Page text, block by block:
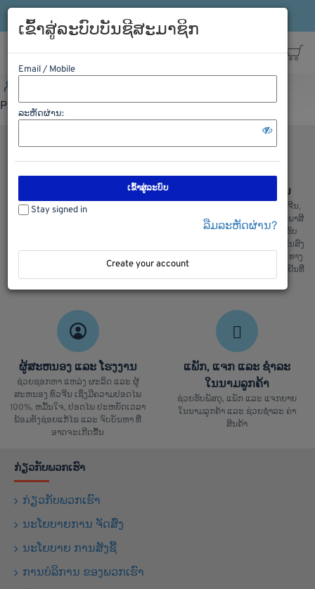
Please Login first
ພວກເຮົາມີລະບົບການຮັກສາຄວາມປອດ
ການຂົນສົ່ງ ຈີນ ລາວ ຈີນ
ບໍລິການຂົນສົ່ງ ຈີນ ລາວ ແລະ ລາວຈີນ,
ຂົນສົ່ງ ໄທ ລາວ ແລະ ລາວ ໄທ, ເຄັຍພາສີ
ແລ່ນຫນັງສື ຊິ້ບປີ້ງ ພ້ອມທັງມີລົດ ຮັບ
ເຄື່ອງຈາກຫນ້າໂຮງງານ ສະເພາະ ຂົນສົ່ງ
ທງຈີນ : ພວກເຮົາມີ ຂົນສົ່ງ ທາງລົດ, ທາງ
ເຮື່ອ, ທາງລົດໄຟ ແລະ ຂົນສົ່ງເຄື່ອງເຢັນທີ່
ສ່າງຄຸນມີ້ງ
ຜູ້ສະຫນອງ ແລະ ໂຮງງານ
ຊ່ວຍຊອກຫາ ແຫລ່ງ ຜະລິດ ແລະ ຜູ້
ສະຫນອງ ທົ່ວຈີນ ເຊິ່ງມີຄວາມປອດໄພ
100%, ຫມັ້ນໃຈ, ປອດໄພ ປະຫຍັດເວລາ
ພ້ອມທັງຊ່ອຍແກ້ໄຂ ແລະ ຈົບບັນຫາ ທີ່
ອາດຈະເກີດຂື້ນ
ແພັກ, ແຈກ ແລະ ຊຳລະ
ໃນນາມລູກຄ້າ
ຊ່ວຍຮັບພັສດຸ, ແພັກ ແລະ ແຈກຍາຍ
ໃນນາມລູກຄ້າ ແລະ ຊ່ວຍຊຳລະ ຄ່າ
ສິນຄ້າ
ກ່ຽວກັບພວກເຮົາ
ກ່ຽວກັບພວກເຮົາ
ນະໂຍບາຍການ ຈັດສົ່ງ
ນະໂຍບາຍ ການສັງຊື້
ການບໍລິການ ຂອງພວກເຮົາ
ເຂົ້າສູ່ລະບົບບັນຊີສະມາຊິກ
Email / Mobile
ລະຫັດຜ່ານ:
ເຂົ້າສູ່ລະບົບ
Stay signed in
ລືມລະຫັດຜ່ານ?
Create your account